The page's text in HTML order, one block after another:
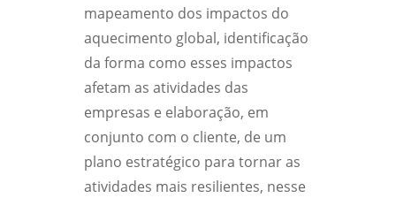
mapeamento dos impactos do
aquecimento global, identificação
da forma como esses impactos
afetam as atividades das
empresas e elaboração, em
conjunto com o cliente, de um
plano estratégico para tornar as
atividades mais resilientes, nesse